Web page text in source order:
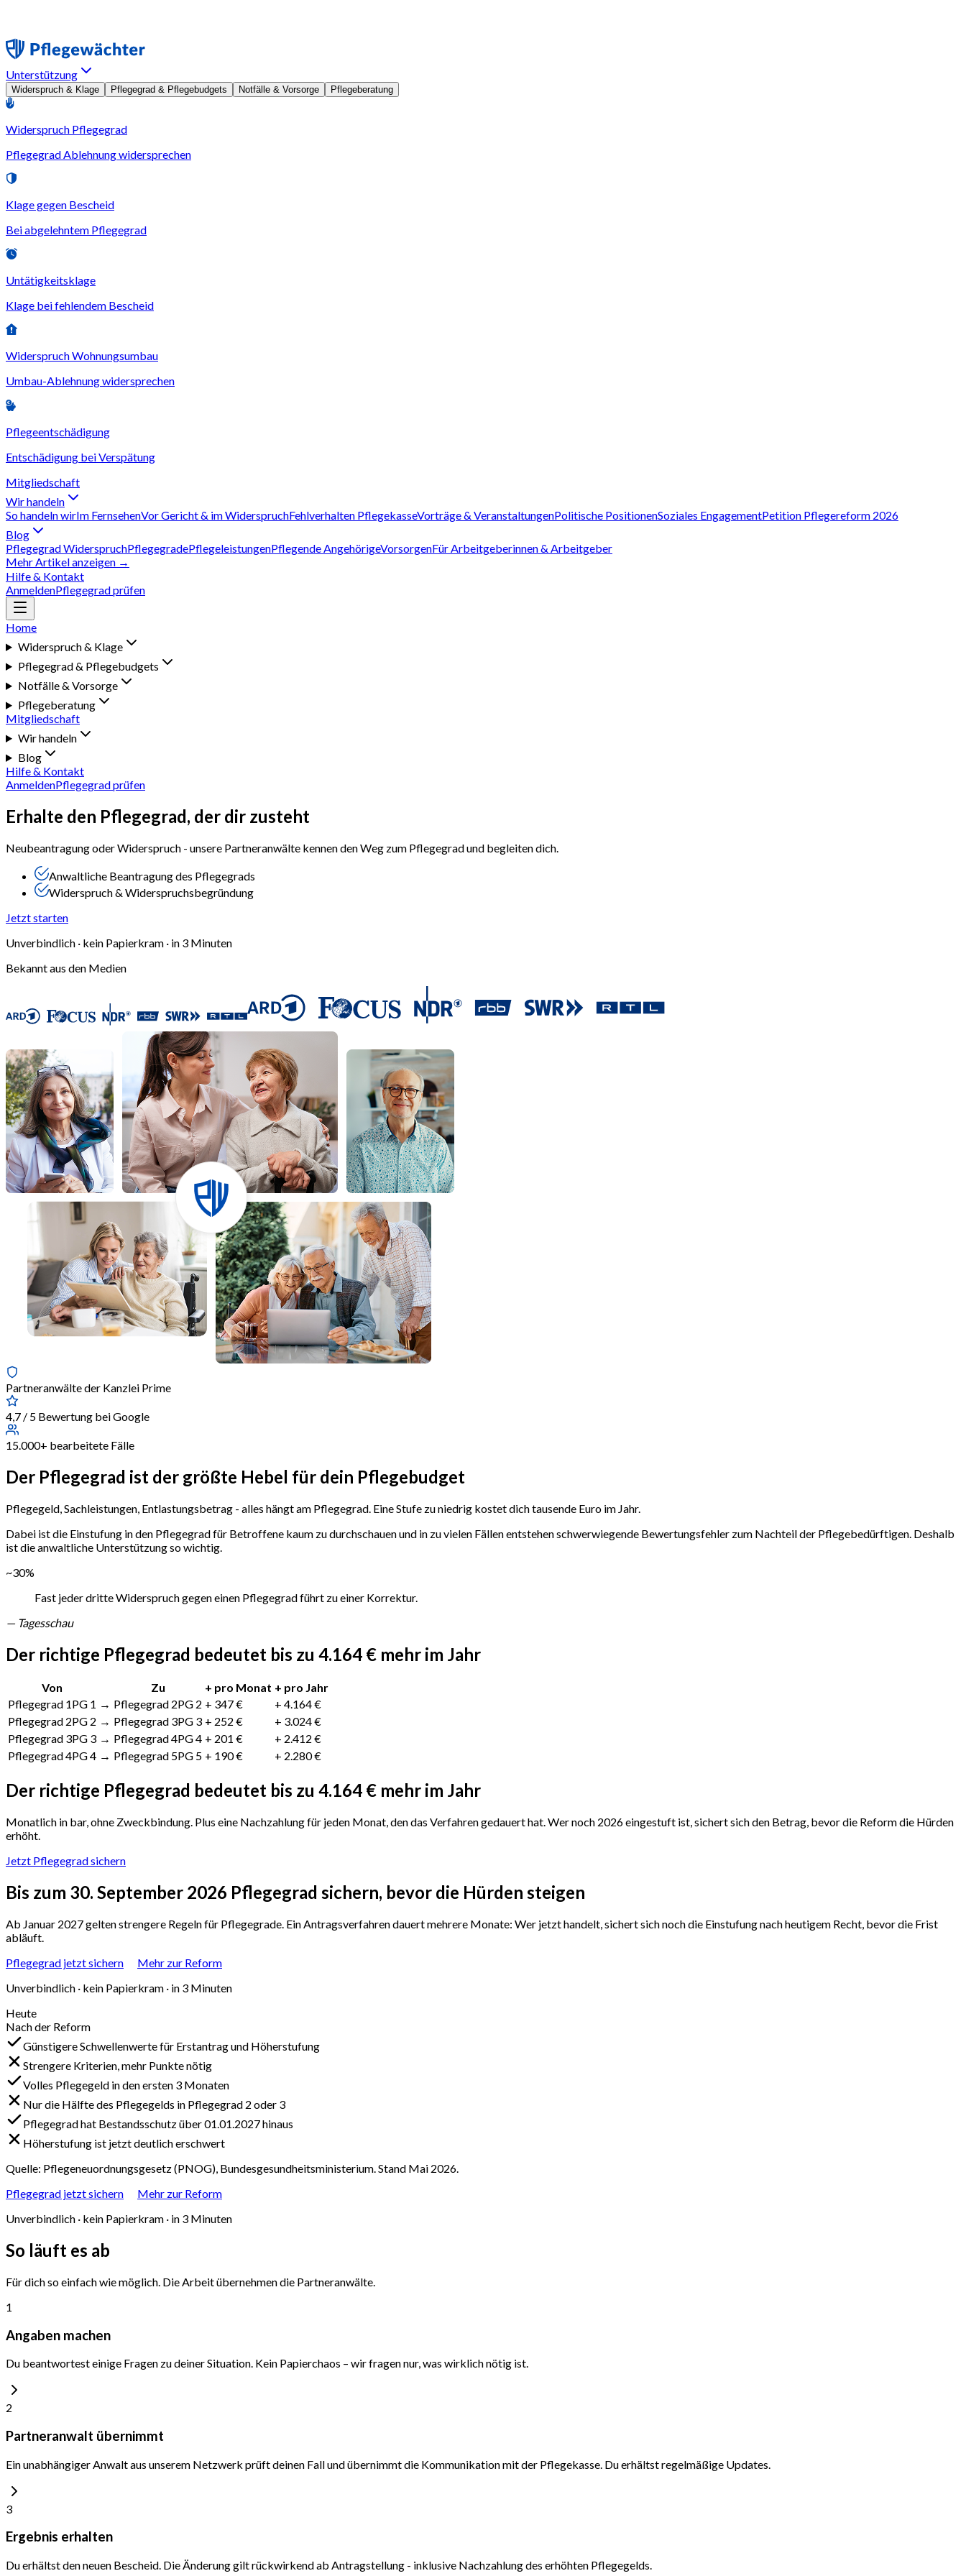
Unterstützung
Widerspruch & Klage Pflegegrad & Pflegebudgets Notfälle & Vorsorge Pflegeberatung
Widerspruch Pflegegrad
Pflegegrad Ablehnung widersprechen
Klage gegen Bescheid
Bei abgelehntem Pflegegrad
Untätigkeitsklage
Klage bei fehlendem Bescheid
Widerspruch Wohnungsumbau
Umbau-Ablehnung widersprechen
Pflegeentschädigung
Entschädigung bei Verspätung
Mitgliedschaft
Wir handeln
So handeln wirIm FernsehenVor Gericht & im WiderspruchFehlverhalten PflegekasseVorträge & VeranstaltungenPolitische PositionenSoziales EngagementPetition Pflegereform 2026
Blog
Pflegegrad WiderspruchPflegegradePflegeleistungenPflegende AngehörigeVorsorgenFür Arbeitgeberinnen & Arbeitgeber
Mehr Artikel anzeigen →
Hilfe & Kontakt
AnmeldenPflegegrad prüfen
Home
Widerspruch & Klage
Pflegegrad & Pflegebudgets
Notfälle & Vorsorge
Pflegeberatung
Mitgliedschaft
Wir handeln
Blog
Hilfe & Kontakt
AnmeldenPflegegrad prüfen
Erhalte den Pflegegrad, der dir zusteht
Neubeantragung oder Widerspruch - unsere Partneranwälte kennen den Weg zum Pflegegrad und begleiten dich.
Anwaltliche Beantragung des Pflegegrads
Widerspruch & Widerspruchsbegründung
Jetzt starten
Unverbindlich · kein Papierkram · in 3 Minuten
Bekannt aus den Medien
Partneranwälte der Kanzlei Prime
4,7 / 5 Bewertung bei Google
15.000+ bearbeitete Fälle
Der Pflegegrad ist der größte Hebel für dein Pflegebudget
Pflegegeld, Sachleistungen, Entlastungsbetrag - alles hängt am Pflegegrad. Eine Stufe zu niedrig kostet dich tausende Euro im Jahr.
Dabei ist die Einstufung in den Pflegegrad für Betroffene kaum zu durchschauen und in zu vielen Fällen entstehen schwerwiegende Bewertungsfehler zum Nachteil der Pflegebedürftigen. Deshalb
ist die anwaltliche Unterstützung so wichtig.
~30%
Fast jeder dritte Widerspruch gegen einen Pflegegrad führt zu einer Korrektur.
— Tagesschau
Der richtige Pflegegrad bedeutet bis zu 4.164 € mehr im Jahr
Von Zu + pro Monat + pro Jahr
Pflegegrad 1PG 1 → Pflegegrad 2PG 2 + 347 €
+ 4.164 €
Pflegegrad 2PG 2 → Pflegegrad 3PG 3 + 252 €
+ 3.024 €
Pflegegrad 3PG 3 → Pflegegrad 4PG 4 + 201 €
+ 2.412 €
Pflegegrad 4PG 4 → Pflegegrad 5PG 5 + 190 € + 2.280 €
Der richtige Pflegegrad bedeutet bis zu 4.164 € mehr im Jahr
Monatlich in bar, ohne Zweckbindung. Plus eine Nachzahlung für jeden Monat, den das Verfahren gedauert hat. Wer noch 2026 eingestuft ist, sichert sich den Betrag, bevor die Reform die Hürden
erhöht.
Jetzt Pflegegrad sichern
Bis zum 30. September 2026 Pflegegrad sichern, bevor die Hürden steigen
Ab Januar 2027 gelten strengere Regeln für Pflegegrade. Ein Antragsverfahren dauert mehrere Monate: Wer jetzt handelt, sichert sich noch die Einstufung nach heutigem Recht, bevor die Frist
abläuft.
Pflegegrad jetzt sichern
Mehr zur Reform
Unverbindlich · kein Papierkram · in 3 Minuten
Heute
Nach der Reform
Günstigere Schwellenwerte für Erstantrag und Höherstufung
Strengere Kriterien, mehr Punkte nötig
Volles Pflegegeld in den ersten 3 Monaten
Nur die Hälfte des Pflegegelds in Pflegegrad 2 oder 3
Pflegegrad hat Bestandsschutz über 01.01.2027 hinaus
Höherstufung ist jetzt deutlich erschwert
Quelle: Pflegeneuordnungsgesetz (PNOG), Bundesgesundheitsministerium. Stand Mai 2026.
Pflegegrad jetzt sichern
Mehr zur Reform
Unverbindlich · kein Papierkram · in 3 Minuten
So läuft es ab
Für dich so einfach wie möglich. Die Arbeit übernehmen die Partneranwälte.
1
Angaben machen
Du beantwortest einige Fragen zu deiner Situation. Kein Papierchaos – wir fragen nur, was wirklich nötig ist.
2
Partneranwalt übernimmt
Ein unabhängiger Anwalt aus unserem Netzwerk prüft deinen Fall und übernimmt die Kommunikation mit der Pflegekasse. Du erhältst regelmäßige Updates.
3
Ergebnis erhalten
Du erhältst den neuen Bescheid. Die Änderung gilt rückwirkend ab Antragstellung - inklusive Nachzahlung des erhöhten Pflegegelds.